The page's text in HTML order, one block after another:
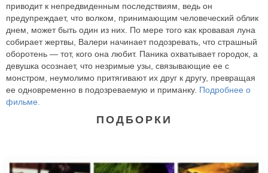
приводит к непредвиденным последствиям, ведь он
предупреждает, что волком, принимающим человеческий облик
днем, может быть один из них. По мере того как кровавая луна
собирает жертвы, Валери начинает подозревать, что страшный
оборотень — тот, кого она любит. Паника охватывает городок, а
девушка осознает, что незримые узы, связывающие ее с
монстром, неумолимо притягивают их друг к другу, превращая
ее одновременно в подозреваемую и приманку. Подробнее о
фильме.
ПОДБОРКИ